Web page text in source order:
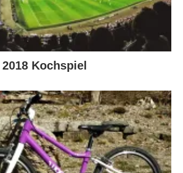
Kochspiel